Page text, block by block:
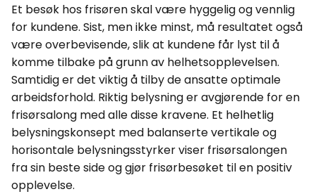
Et besøk hos frisøren skal være hyggelig og vennlig
for kundene. Sist, men ikke minst, må resultatet også
være overbevisende, slik at kundene får lyst til å
komme tilbake på grunn av helhetsopplevelsen.
Samtidig er det viktig å tilby de ansatte optimale
arbeidsforhold. Riktig belysning er avgjørende for en
frisørsalong med alle disse kravene. Et helhetlig
belysningskonsept med balanserte vertikale og
horisontale belysningsstyrker viser frisørsalongen
fra sin beste side og gjør frisørbesøket til en positiv
opplevelse.